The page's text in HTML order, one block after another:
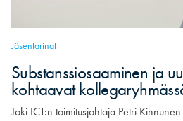
Jäsentarinat
Substanssiosaaminen ja
kohtaavat
Joki ICT:n toimitusjohtaja Petri